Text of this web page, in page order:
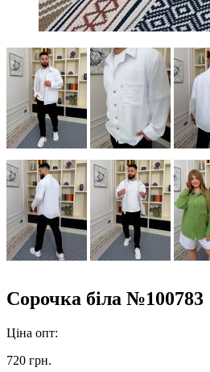
Сорочка біла №100783
Ціна опт:
720 грн.